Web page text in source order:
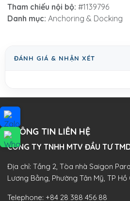
Tham chiếu nội bộ: #1139796
Danh mục: Anchoring & Docking
ĐÁNH GIÁ & NHẬN XÉT
THÔNG TIN LIÊN HỆ
CÔNG TY TNHH MTV ĐẦU TƯ
Địa chỉ: Tầng 2, Tòa nhà Saigon
Lương Bằng, Phường Tân Mỹ, TP Hồ
Telephone: +84 28 388 456 88